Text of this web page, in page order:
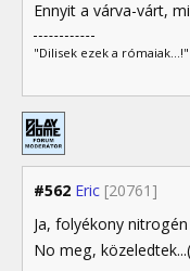
Ennyit a várva-várt,
"Dilisek ezek a rómaiak...!"
#562 Eric [20761]
Ja, folyékony
No meg,